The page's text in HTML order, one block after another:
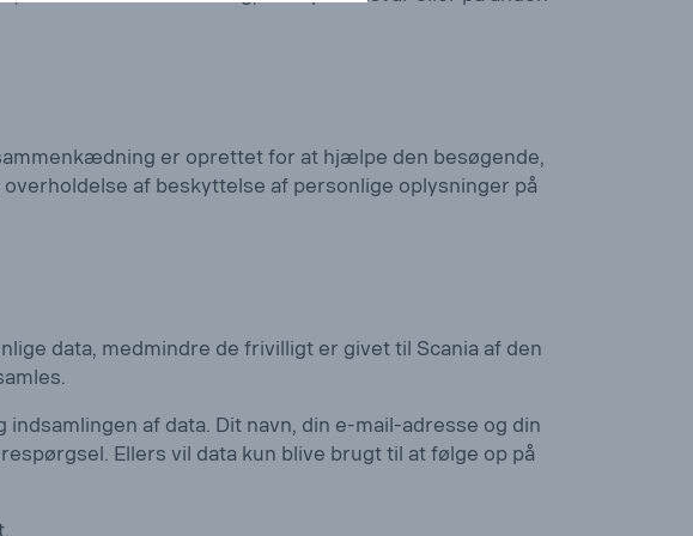
er oprettet for at hjælpe den besøgende,
af beskyttelse af personlige oplysninger på
data, medmindre de frivilligt er givet til Scania af den
af data. Dit navn, din e-mail-adresse og din
Ellers vil data kun blive brugt til at følge op på